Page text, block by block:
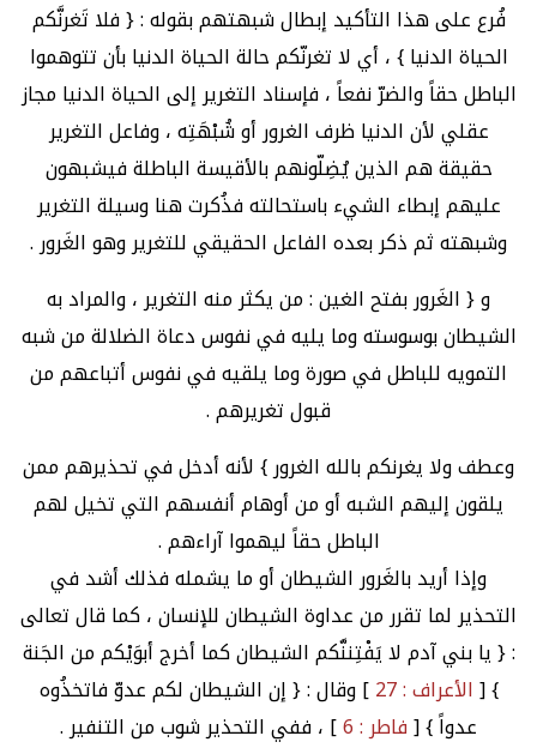
فُرع على هذا التأكيد إبطال شبهتهم بقوله : { فلا تَغرنَّكم
الحياة الدنيا } ، أي لا تغرنّكم حالة الحياة الدنيا بأن تتوهموا
الباطل حقاً والضرّ نفعاً ، فإسناد التغرير إلى الحياة الدنيا مجاز
عقلي لأن الدنيا ظرف الغرور أو شُبْهَتِه ، وفاعل التغرير
حقيقة هم الذين يُضِلّونهم بالأقيسة الباطلة فيشبهون
عليهم إبطاء الشيء باستحالته فذُكرت هنا وسيلة التغرير
وشبهته ثم ذكر بعده الفاعل الحقيقي للتغرير وهو الغَرور .
و { الغَرور بفتح الغين : من يكثر منه التغرير ، والمراد به
الشيطان بوسوسته وما يليه في نفوس دعاة الضلالة من شبه
التمويه للباطل في صورة وما يلقيه في نفوس أتباعهم من
قبول تغريرهم .
وعطف ولا يغرنكم بالله الغرور } لأنه أدخل في تحذيرهم ممن
يلقون إليهم الشبه أو من أوهام أنفسهم التي تخيل لهم
الباطل حقاً ليهموا آراءهم .
وإذا أريد بالغَرور الشيطان أو ما يشمله فذلك أشد في
التحذير لما تقرر من عداوة الشيطان للإنسان ، كما قال تعالى
: { يا بني آدم لا يَفْتِننَّكم الشيطان كما أخرج أبوَيْكم من الجَنة
} [الأعراف : 27
] وقال : { إن الشيطان لكم عدوّ فاتخذُوه
عدواً } [فاطر : 6
] ، ففي التحذير شوب من التنفير .